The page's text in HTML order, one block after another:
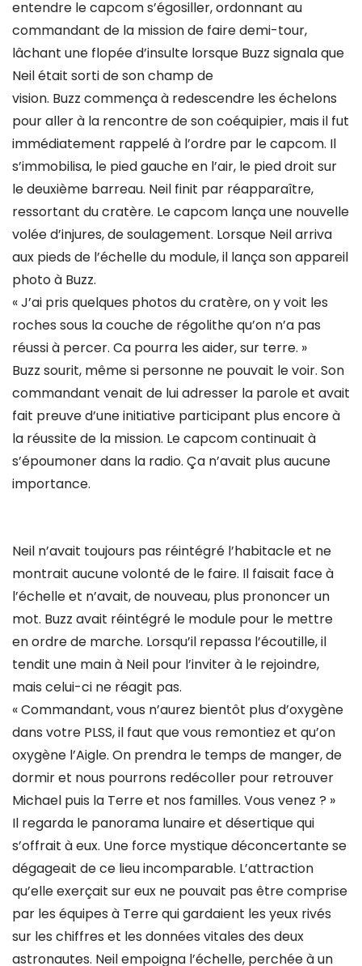
entendre le capcom s’égosiller, ordonnant au
commandant de la mission de faire demi-tour,
lâchant une flopée d’insulte lorsque Buzz signala que
Neil était sorti de son champ de
vision. Buzz commença à redescendre les échelons
pour aller à la rencontre de son coéquipier, mais il fut
immédiatement rappelé à l’ordre par le capcom. Il
s’immobilisa, le pied gauche en l’air, le pied droit sur
le deuxième barreau. Neil finit par réapparaître,
ressortant du cratère. Le capcom lança une nouvelle
volée d’injures, de soulagement. Lorsque Neil arriva
aux pieds de l’échelle du module, il lança son appareil
photo à Buzz.
« J’ai pris quelques photos du cratère, on y voit les
roches sous la couche de régolithe qu’on n’a pas
réussi à percer. Ca pourra les aider, sur terre. »
Buzz sourit, même si personne ne pouvait le voir. Son
commandant venait de lui adresser la parole et avait
fait preuve d’une initiative participant plus encore à
la réussite de la mission. Le capcom continuait à
s’époumoner dans la radio. Ça n’avait plus aucune
importance.
Neil n’avait toujours pas réintégré l’habitacle et ne
montrait aucune volonté de le faire. Il faisait face à
l’échelle et n’avait, de nouveau, plus prononcer un
mot. Buzz avait réintégré le module pour le mettre
en ordre de marche. Lorsqu’il repassa l’écoutille, il
tendit une main à Neil pour l’inviter à le rejoindre,
mais celui-ci ne réagit pas.
« Commandant, vous n’aurez bientôt plus d’oxygène
dans votre PLSS, il faut que vous remontiez et qu’on
oxygène l’Aigle. On prendra le temps de manger, de
dormir et nous pourrons redécoller pour retrouver
Michael puis la Terre et nos familles. Vous venez ? »
Il regarda le panorama lunaire et désertique qui
s’offrait à eux. Une force mystique déconcertante se
dégageait de ce lieu incomparable. L’attraction
qu’elle exerçait sur eux ne pouvait pas être comprise
par les équipes à Terre qui gardaient les yeux rivés
sur les chiffres et les données vitales des deux
astronautes. Neil empoigna l’échelle, perchée à un